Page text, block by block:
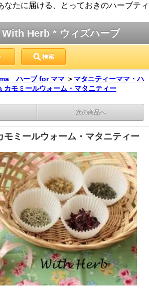
なたに届ける、とっておきのハーブティ
Herb * ウィズハーブ
検索
ハーブ for ママ ＞ マタニティーママ・ハ
カモミールウォーム・マタニティー
次の商品へ
ミールウォーム・マタニティー